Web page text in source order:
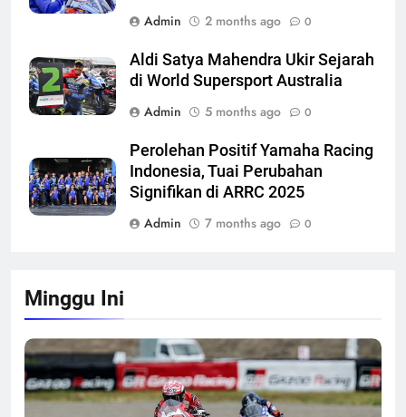
Admin
2 months ago 0
Aldi Satya Mahendra Ukir Sejarah
di World Supersport Australia
Admin
5 months ago 0
Perolehan Positif Yamaha Racing
Indonesia, Tuai Perubahan
Signifikan di ARRC 2025
Admin
7 months ago 0
Minggu Ini